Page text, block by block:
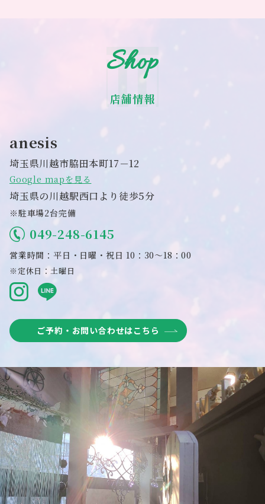
Shop
店舗情報
anesis
埼玉県川越市脇田本町17－12
Google mapを見る
埼玉県の川越駅西口より徒歩5分
※駐車場2台完備
049-248-6145
営業時間：平日・日曜・祝日 10：30～18：00
※定休日：土曜日
ご予約・お問い合わせはこちら